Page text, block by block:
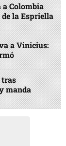
Colombia
la Espriella
a Vinicius:
tras
manda